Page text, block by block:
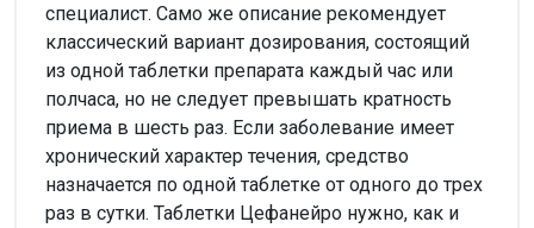
специалист. Само же описание рекомендует
классический вариант дозирования, состоящий
из одной таблетки препарата каждый час или
полчаса, но не следует превышать кратность
приема в шесть раз. Если заболевание имеет
хронический характер течения, средство
назначается по одной таблетке от одного до трех
раз в сутки. Таблетки Цефанейро нужно, как и